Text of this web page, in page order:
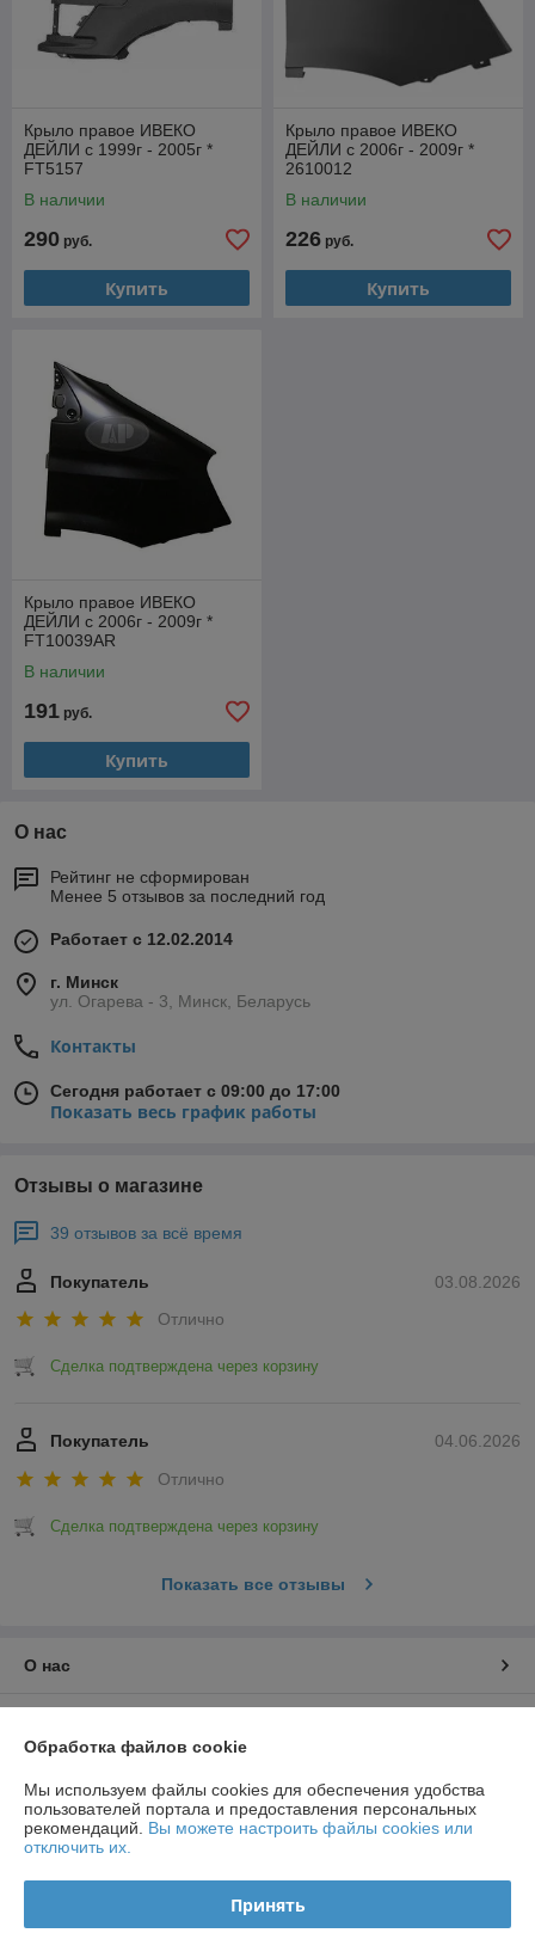
Крыло правое ИВЕКО
ДЕЙЛИ с 1999г - 2005г *
FT5157
В наличии
290 руб.
Купить
Крыло правое ИВЕКО
ДЕЙЛИ с 2006г - 2009г *
2610012
В наличии
226 руб.
Купить
Крыло правое ИВЕКО
ДЕЙЛИ с 2006г - 2009г *
FT10039AR
В наличии
191 руб.
Купить
О нас
Рейтинг не сформирован
Менее 5 отзывов за последний год
Работает с 12.02.2014
г. Минск
ул. Огарева - 3, Минск, Беларусь
Контакты
Сегодня работает с 09:00 до 17:00
Показать весь график работы
Отзывы о магазине
39 отзывов за всё время
03.08.2026
Покупатель
Отлично
Сделка подтверждена через корзину
04.06.2026
Покупатель
Отлично
Сделка подтверждена через корзину
Показать все отзывы
О нас
График работы
Полная версия сайта
Обработка файлов cookie
Мы используем файлы cookies для обеспечения удобства
пользователей портала и предоставления персональных
рекомендаций. Вы можете настроить файлы cookies или
отключить их.
Принять